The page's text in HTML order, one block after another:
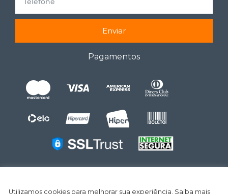
Enviar
Pagamentos
Utilizamos cookies para melhorar sua experiência. Saiba mais